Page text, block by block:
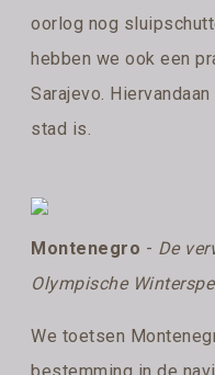
oorlog nog
hebben we ook een
Sarajevo.
stad is.
Montenegro - De
Olympische
We toetsen